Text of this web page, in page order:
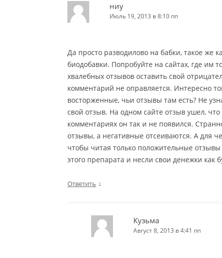
ниу
Июль 19, 2013 в 8:10 пп
Да просто разводилово на бабки, такое же
биодобавки. Попробуйте на сайтах, где им
хвалебных отзывов оставить свой
комментарий не оправляется. Интересно
восторженные, чьи отзывы там есть? Не
свой отзыв. На одном сайте отзыв ушел, что
комментариях он так и не появился.
отзывы, а негативные отсеиваются. А для
чтобы читая только положительные
этого препарата и несли свои денежки как
Ответить ↓
Кузьма
Август 8, 2013 в 4:41 пп